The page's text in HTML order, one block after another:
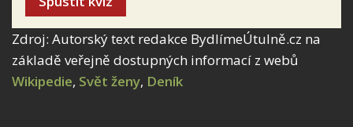
Zdroj: Autorský text redakce BydlímeÚtulně.cz na
základě veřejně dostupných informací z webů
Wikipedie, Svět ženy, Deník